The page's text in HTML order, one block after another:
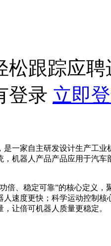
松跟踪应聘
登录 立即
是一家自主研发设计生产工
，机器人产品产品应用于汽
倍、稳定可靠”的核心定义
速度更快；科学运动控制
让倍可机器人质量更稳定。
一群有着振兴国产机器人梦
业机器人领域积累了丰富经